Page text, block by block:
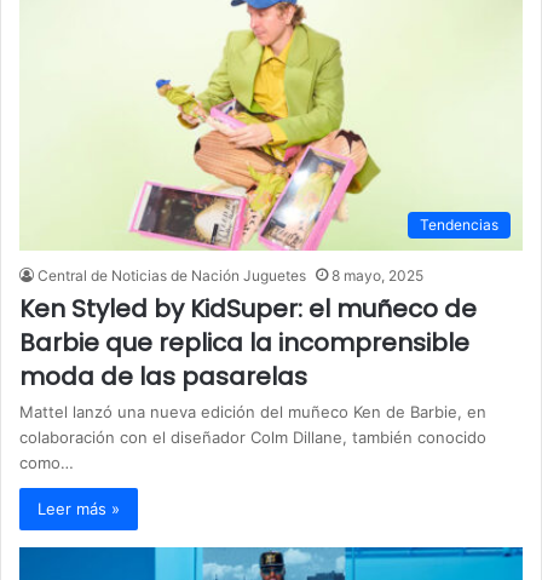
Tendencias
Central de Noticias de Nación Juguetes 8 mayo, 2025
Ken Styled by KidSuper: el muñeco de
Barbie que replica la incomprensible
moda de las pasarelas
Mattel lanzó una nueva edición del muñeco Ken de Barbie, en
colaboración con el diseñador Colm Dillane, también conocido
como…
Leer más »